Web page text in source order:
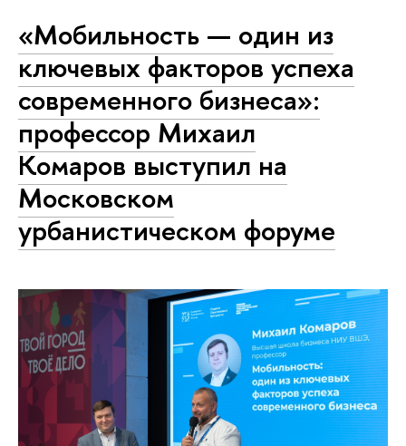
«Мобильность — один из
ключевых факторов успеха
современного бизнеса»:
профессор Михаил
Комаров выступил на
Московском
урбанистическом форуме